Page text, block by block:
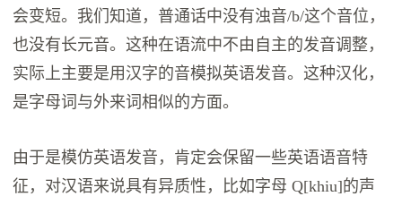
会变短。我们知道，普通话中没有浊音/b/这个音位，
也没有长元音。这种在语流中不由自主的发音调整，
实际上主要是用汉字的音模拟英语发音。这种汉化，
是字母词与外来词相似的方面。
由于是模仿英语发音，肯定会保留一些英语语音特
征，对汉语来说具有异质性，比如字母 Q[khiu]的声